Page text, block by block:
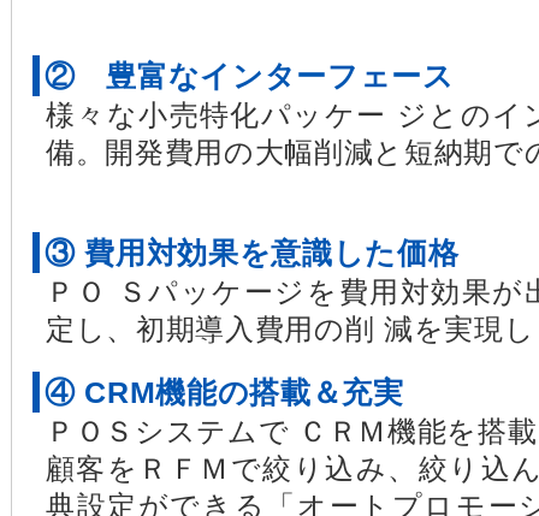
② 豊富なインターフェース
様々な小売特化パッケー ジとのイ
備。開発費用の大幅削減と短納期
③ 費用対効果を意識した価格
ＰＯ Ｓパッケージを費用対効果
定し、初期導入費用の削 減を実現
④ CRM機能の搭載＆充実
ＰＯＳシステムで ＣＲＭ機能を搭
顧客をＲＦＭで絞り込み、絞り込
典設定ができる「オートプロモー